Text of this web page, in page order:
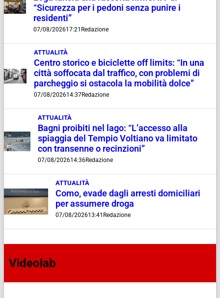
“Sicurezza per i pedoni senza punire i
residenti”
07/08/202617:21 Redazione
ATTUALITÀ
Centro storico e biciclette off limits: “In una
città soffocata dal traffico, con problemi di
parcheggio si ostacola la mobilità dolce”
07/08/202614:37Redazione
ATTUALITÀ
Bagni proibiti nel lago: “L’accesso alla
spiaggia del Tempio Voltiano va limitato
con transenne o recinzioni”
07/08/202614:36Redazione
ATTUALITÀ
Como, evade dagli arresti domiciliari
per assumere droga
07/08/202613:41 Redazione
Videolab